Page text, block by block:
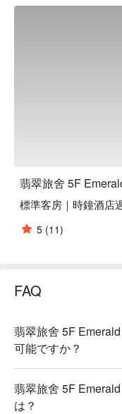
翡翠旅舍 5F
5 (11)
FAQ
翡翠旅舍 5F
可能ですか？
翡翠旅舍 5F
は？